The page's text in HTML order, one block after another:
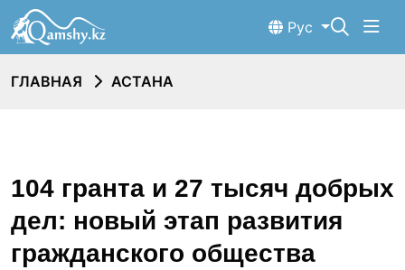
Рус
ГЛАВНАЯ АСТАНА
104 гранта и 27 тысяч добрых
дел: новый этап развития
гражданского общества